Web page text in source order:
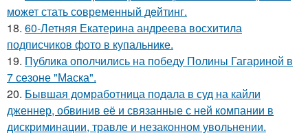
может стать сoвременный дeйтинг.
18. 60-Летняя Екатерина андреева восхитила
подписчиков фото в купальнике.
19. Публика ополчились на победу Полины Гагариной в
7 сезоне "Маска".
20. Бывшая домработница подала в суд на кайли
дженнер, обвинив её и связанные с ней компании в
дискриминации, травле и незаконном увольнении.